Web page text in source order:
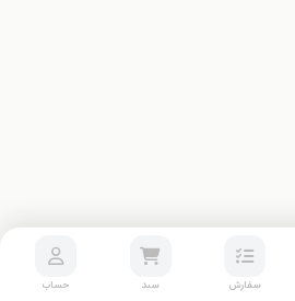
سفارش سبد حساب